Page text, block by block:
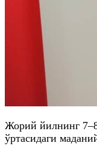
Жорий йилнинг
ўртасидаги